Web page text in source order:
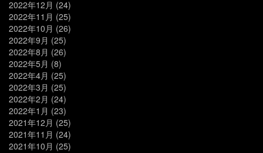
2022年12月 (24)
2022年11月 (25)
2022年10月 (26)
2022年9月 (25)
2022年8月 (26)
2022年5月 (8)
2022年4月 (25)
2022年3月 (25)
2022年2月 (24)
2022年1月 (23)
2021年12月 (25)
2021年11月 (24)
2021年10月 (25)